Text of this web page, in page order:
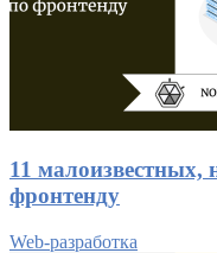
11 малоизвестных,
фронтенду
Web-разработка